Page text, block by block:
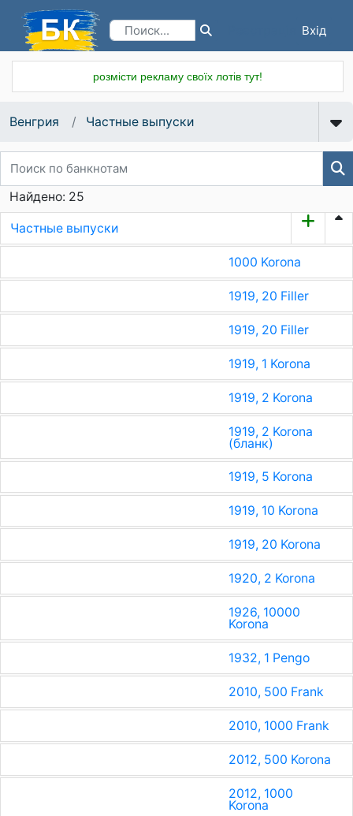
Вхід
розмісти рекламу своїх лотів тут!
Венгрия Частные выпуски
Найдено: 25
Частные выпуски
1000 Korona
1919, 20 Filler
1919, 20 Filler
1919, 1 Korona
1919, 2 Korona
1919, 2 Korona
(бланк)
1919, 5 Korona
1919, 10 Korona
1919, 20 Korona
1920, 2 Korona
1926, 10000
Korona
1932, 1 Pengo
2010, 500 Frank
2010, 1000 Frank
2012, 500 Korona
2012, 1000
Korona